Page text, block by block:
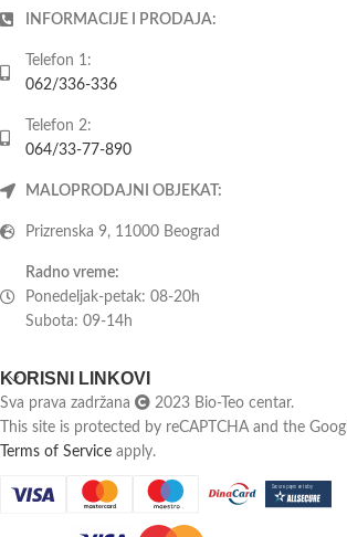
INFORMACIJE I PRODAJA:
Telefon 1:
062/336-336
Telefon 2:
064/33-77-890
MALOPRODAJNI OBJEKAT:
Prizrenska 9, 11000 Beograd
Radno vreme:
Ponedeljak-petak: 08-20h
Subota: 09-14h
KORISNI LINKOVI
Sva prava zadržana
2023 Bio-Teo centar.
This site is protected by reCAPTCHA and the
Terms of Service apply.